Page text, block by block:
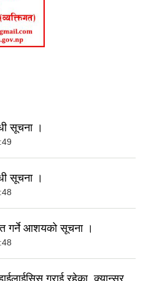
सूचना ।
सूचना ।
गर्ने आशयको सूचना ।
गराई रहेका, क्यान्सर